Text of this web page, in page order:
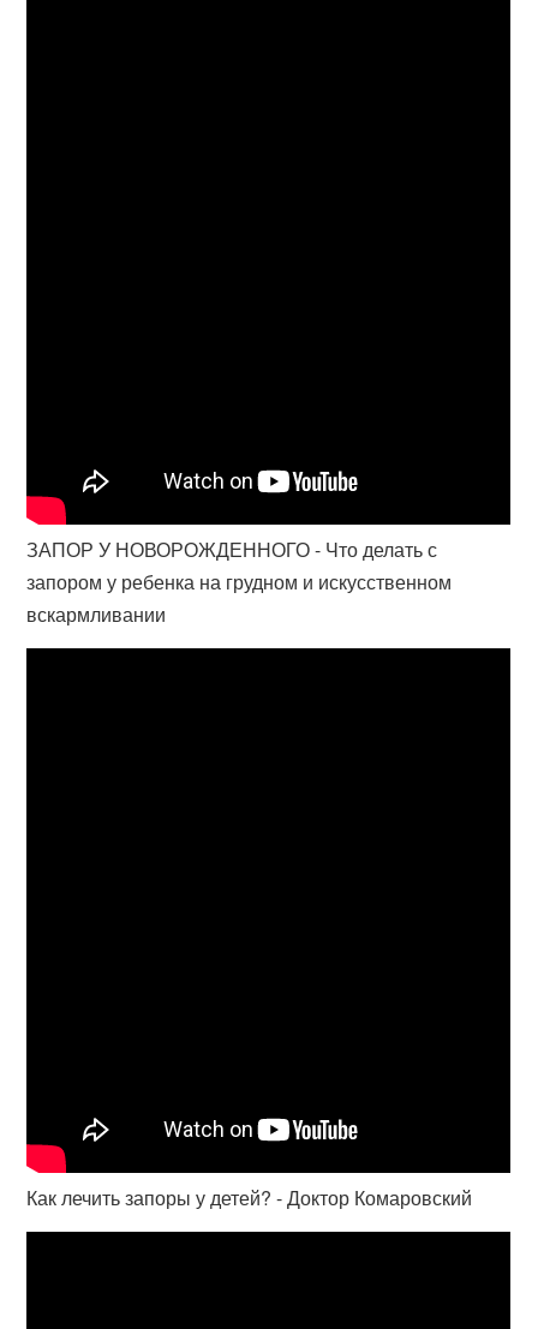
ЗАПОР У НОВОРОЖДЕННОГО - Что делать с
запором у ребенка на грудном и искусственном
вскармливании
Как лечить запоры у детей? - Доктор Комаровский